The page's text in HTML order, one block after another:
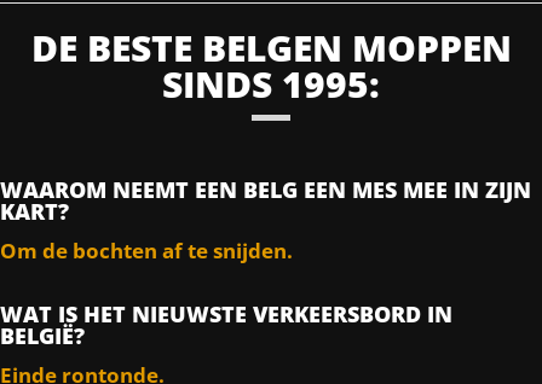
DE BESTE BELGEN MOPPEN
SINDS 1995:
WAAROM NEEMT EEN BELG EEN MES MEE IN ZIJN
KART?
Om de bochten af te snijden.
WAT IS HET NIEUWSTE VERKEERSBORD IN
BELGIË?
Einde rontonde.